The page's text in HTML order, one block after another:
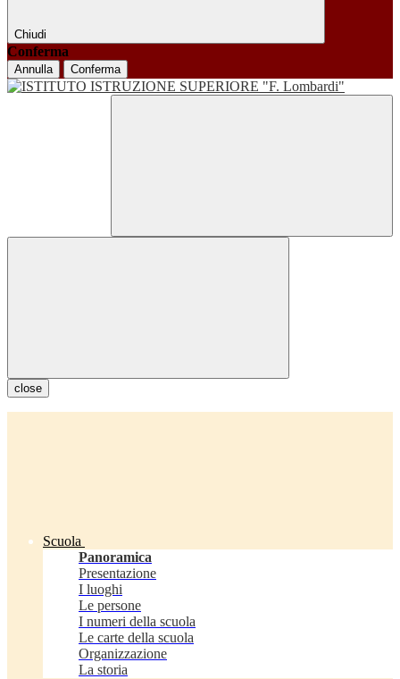
Chiudi
Conferma
Annulla Conferma
close
Scuola
Panoramica
Presentazione
I luoghi
Le persone
I numeri della scuola
Le carte della scuola
Organizzazione
La storia